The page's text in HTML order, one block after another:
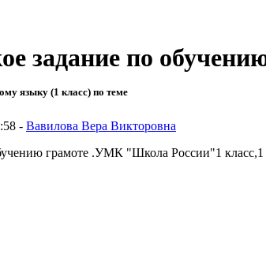
задание по
языку (1 класс) по теме
- Вавилова Вера Викторовна
грамоте .УМК "Школа России"1 класс,1